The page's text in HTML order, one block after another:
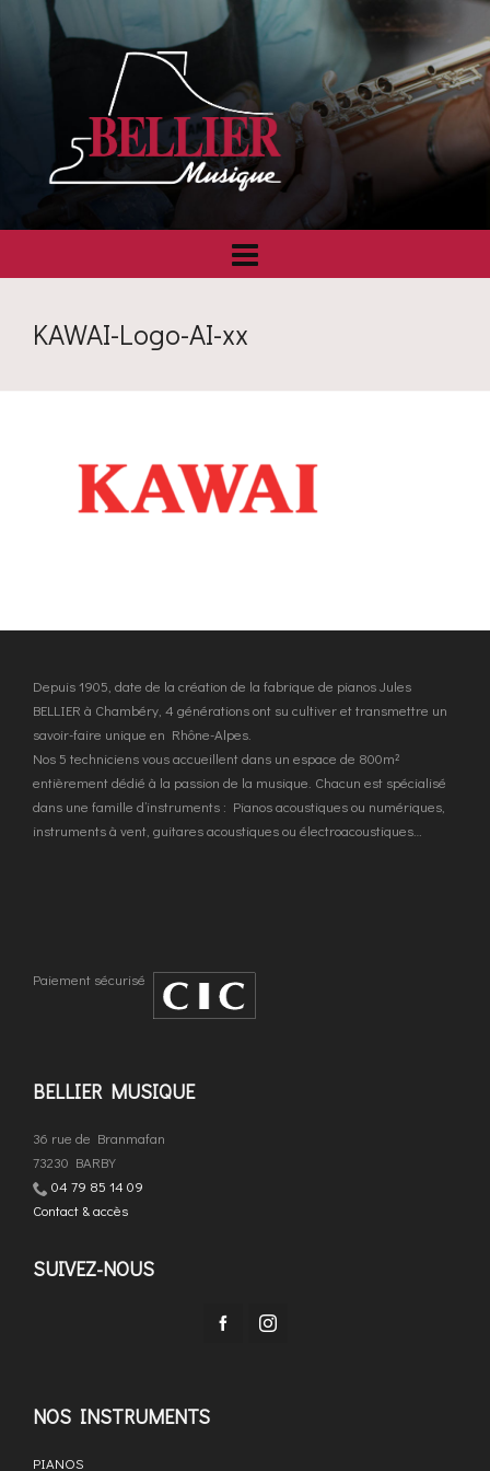
KAWAI-Logo-AI-xx
Depuis 1905, date de la création de la fabrique de pianos Jules
BELLIER à Chambéry, 4 générations ont su cultiver et transmettre un
savoir-faire unique en Rhône-Alpes.
Nos 5 techniciens vous accueillent dans un espace de 800m²
entièrement dédié à la passion de la musique. Chacun est spécialisé
dans une famille d’instruments : Pianos acoustiques ou numériques,
instruments à vent, guitares acoustiques ou électroacoustiques…
Paiement sécurisé
BELLIER MUSIQUE
36 rue de Branmafan
73230 BARBY
04 79 85 14 09
Contact & accès
SUIVEZ-NOUS
NOS INSTRUMENTS
PIANOS